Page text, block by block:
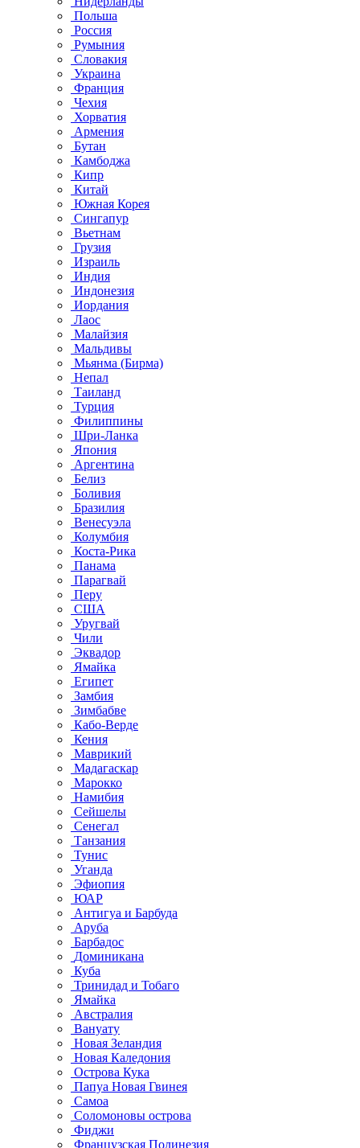
Польша
Россия
Румыния
Словакия
Украина
Франция
Чехия
Хорватия
Армения
Бутан
Камбоджа
Кипр
Китай
Южная Корея
Сингапур
Вьетнам
Грузия
Израиль
Индия
Индонезия
Иордания
Лаос
Малайзия
Мальдивы
Мьянма (Бирма)
Непал
Таиланд
Турция
Филиппины
Шри-Ланка
Япония
Аргентина
Белиз
Боливия
Бразилия
Венесуэла
Колумбия
Коста-Рика
Панама
Парагвай
Перу
США
Уругвай
Чили
Эквадор
Ямайка
Египет
Замбия
Зимбабве
Кабо-Верде
Кения
Маврикий
Мадагаскар
Марокко
Намибия
Сейшелы
Сенегал
Танзания
Тунис
Уганда
Эфиопия
ЮАР
Антигуа и Барбуда
Аруба
Барбадос
Доминикана
Куба
Тринидад и Тобаго
Ямайка
Австралия
Вануату
Новая Зеландия
Новая Каледония
Острова Кука
Папуа Новая Гвинея
Самоа
Соломоновы острова
Фиджи
Французская Полинезия